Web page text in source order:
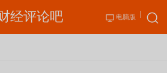
经评论吧 电脑版